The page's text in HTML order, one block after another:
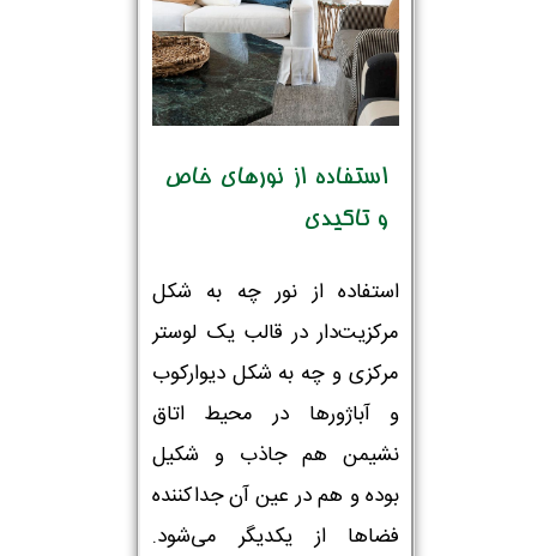
استفاده از نورهای خاص
و تاکیدی
استفاده از نور چه به شکل
مرکزیت‌دار در قالب یک لوستر
مرکزی و چه به شکل دیوارکوب
و آباژورها در محیط اتاق
نشیمن هم جاذب و شکیل
بوده و هم در عین آن جداکننده
فضاها از یکدیگر می‌شود.